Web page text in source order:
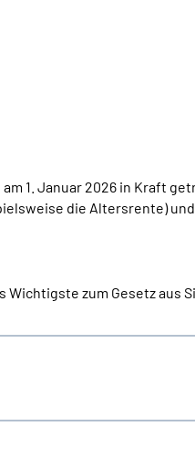
1. Januar 2026 in Kraft
die Altersrente)
zum Gesetz aus